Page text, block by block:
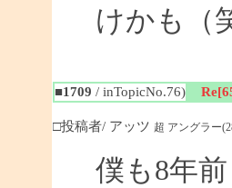
けかも（
■1709 / inTopicNo.76)
□投稿者/ アッツ 超 アングラー
僕も8年